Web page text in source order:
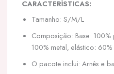
CARACTERÍSTICAS:
Tamanho: S/M/L
Composição: Base:
100% metal, elástico:
O pacote inclui: Arnês e